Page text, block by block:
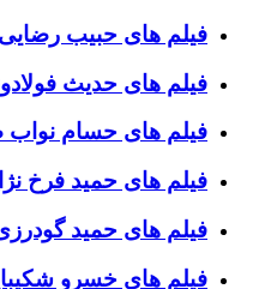
فیلم های حبیب رضایی
فیلم های حدیث
فیلم های حسام
فیلم های حمید فرخ
فیلم های حمید
فیلم های خسرو